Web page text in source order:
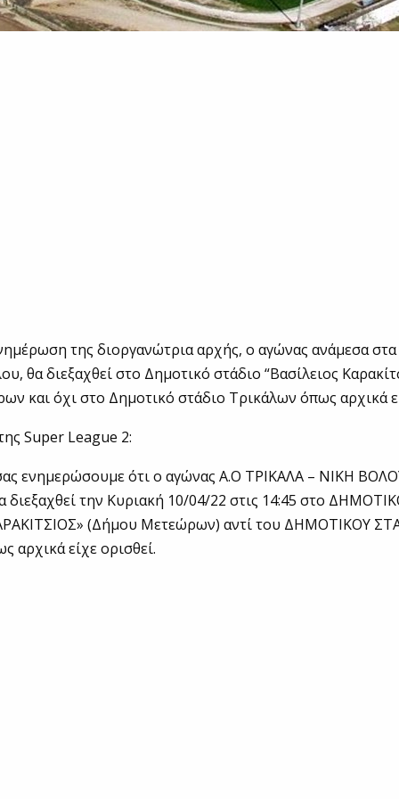
της διοργανώτρια αρχής, ο αγώνας ανάμεσα στα
θα διεξαχθεί στο Δημοτικό στάδιο “Βασίλειος
και όχι στο Δημοτικό στάδιο Τρικάλων όπως αρχικά
Super League 2:
ενημερώσουμε ότι ο αγώνας Α.Ο ΤΡΙΚΑΛΑ – ΝΙΚΗ
διεξαχθεί την Κυριακή 10/04/22 στις 14:45 στο
(Δήμου Μετεώρων) αντί του ΔΗΜΟΤΙΚΟΥ
αρχικά είχε ορισθεί.